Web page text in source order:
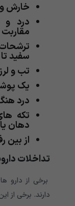
خارش
درد
سفید
تب و
یک
درد
تکه
دهان
از بین
تداخلات
برخی از دارو
دارند. برخی از